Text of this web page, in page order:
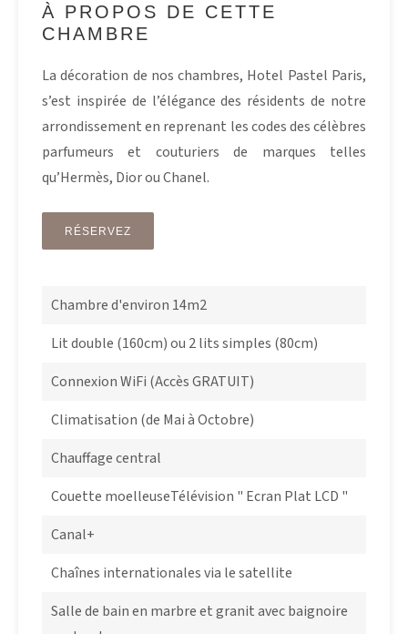
À PROPOS DE CETTE
CHAMBRE
La décoration de nos chambres, Hotel Pastel Paris,
s’est inspirée de l’élégance des résidents de notre
arrondissement en reprenant les codes des célèbres
parfumeurs et couturiers de marques telles
qu’Hermès, Dior ou Chanel.
RÉSERVEZ
Chambre d'environ 14m2
Lit double (160cm) ou 2 lits simples (80cm)
Connexion WiFi (Accès GRATUIT)
Climatisation (de Mai à Octobre)
Chauffage central
Couette moelleuseTélévision " Ecran Plat LCD "
Canal+
Chaînes internationales via le satellite
Salle de bain en marbre et granit avec baignoire